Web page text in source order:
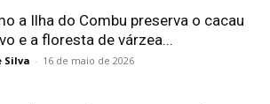
a Ilha do Combu preserva o cacau
e a floresta de várzea...
Silva - 16 de maio de 2026